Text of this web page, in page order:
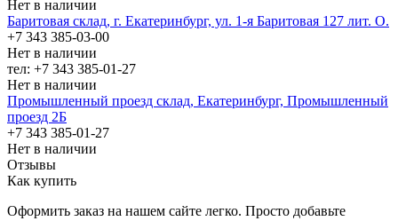
Нет в наличии
Баритовая склад, г. Екатеринбург, ул. 1-я Баритовая 127 лит. О.
+7 343 385-03-00
Нет в наличии
тел: +7 343 385-01-27
Нет в наличии
Промышленный проезд cклад, Екатеринбург, Промышленный
проезд 2Б
+7 343 385-01-27
Нет в наличии
Отзывы
Как купить
Оформить заказ на нашем сайте легко. Просто добавьте